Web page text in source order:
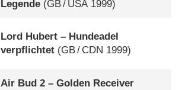
Legende (GB/ USA1999)
Lord Hubert – Hundeadel
verpflichtet (GB/ CDN 1999)
Air Bud 2 – Golden Receiver